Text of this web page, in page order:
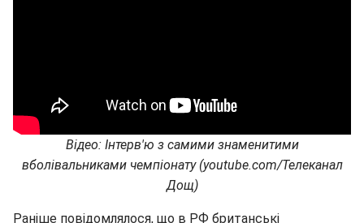
Відео: Інтерв'ю з самими знаменитими
вболівальниками чемпіонату (youtube.com/Телеканал
Дощ)
Раніше повідомлялося, що в РФ британські